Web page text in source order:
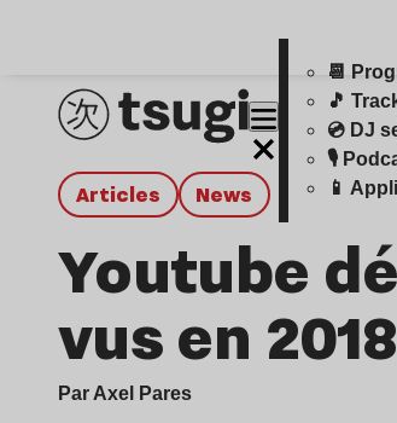
📆
🎵
💿 DJ
🎙️
📱 Appli
Articles news
Youtube
vus en 2018
Par Axel Pares